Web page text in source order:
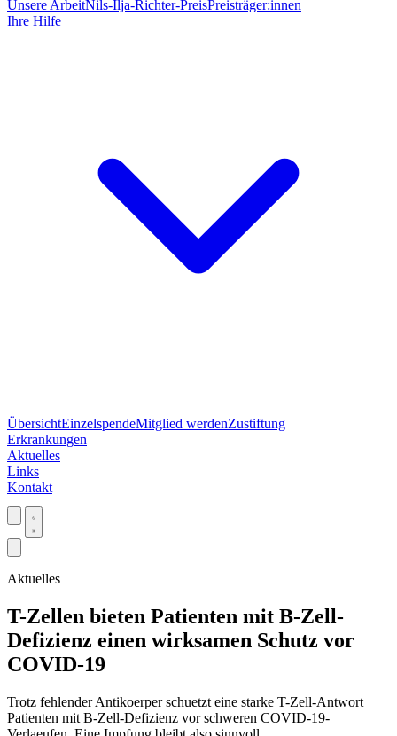
Unsere ArbeitNils-Ilja-Richter-PreisPreisträger:innen
Ihre Hilfe
ÜbersichtEinzelspendeMitglied werdenZustiftung
Erkrankungen
Aktuelles
Links
Kontakt
Aktuelles
T-Zellen bieten Patienten mit B-Zell-
Defizienz einen wirksamen Schutz vor
COVID-19
Trotz fehlender Antikoerper schuetzt eine starke T-Zell-Antwort
Patienten mit B-Zell-Defizienz vor schweren COVID-19-